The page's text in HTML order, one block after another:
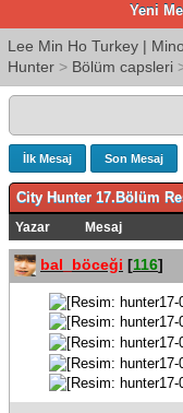
Yeni
Lee Min Ho Turkey |
Hunter > Bölüm capsleri
İlk Mesaj Son Mesaj
City Hunter 17.Bölüm
Yazar Mesaj
bal_böceği [116]